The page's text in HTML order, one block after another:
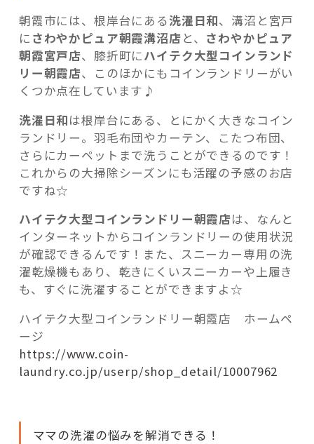
朝霞市には、根岸台にある洗濯日和、溝沼と宮戸
に さわやかピュア朝霞溝沼店と、 さわやかピュア
朝霞宮戸店、膝折町にハイテク大型コインランド
リー朝霞店、このほかにもコインランドリーがい
くつか点在しています♪
洗濯日和は根岸台にある、とにかく大きなコイン
ランドリー。羽毛布団やカーテン、こたつ布団、
さらにカーペットまで洗うことができるのです！
これからの大掃除シーズンにも活躍の予感のお店
ですね☆
ハイテク大型コインランドリー朝霞店は、なんと
インターネットからコインランドリーの使用状況
が確認できるんです！また、スニーカー専用の洗
濯乾燥機もあり、乾きにくいスニーカーや上履き
も、すぐに洗濯することができますよ☆
ハイテク大型コインランドリー朝霞店 ホームペ
ージ
https://www.coin-
laundry.co.jp/userp/shop_detail/10007962
ママの洗濯の悩みを解消できる！